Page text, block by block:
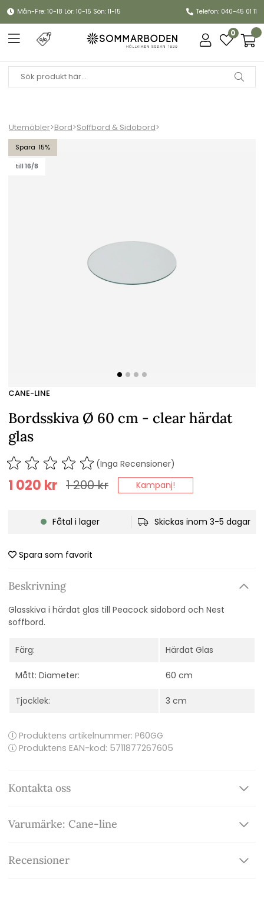
Mån-Fre: 10-18 Lör: 10-15 Sön: 11-15 Telefon: 040-45 01 11
0
Utemöbler>Bord>Soffbord & Sidobord>
15
till 16/8
Bordsskiva Ø 60 cm - clear härdat glas
CANE-LINE
Bordsskiva Ø 60 cm - clear härdat
glas
(Inga Recensioner)
1 200kr
1 020 kr Kampanj!
Fåtal i lager Skickas inom 3-5 dagar
Spara som favorit
Beskrivning
Glasskiva i härdat glas till Peacock sidobord och Nest
soffbord.
Färg: Härdat Glas
Mått: Diameter: 60 cm
Tjocklek: 3 cm
Produktens artikelnummer: P60GG
Produktens EAN-kod: 5711877267605
Kontakta oss
Varumärke: Cane-line
Recensioner